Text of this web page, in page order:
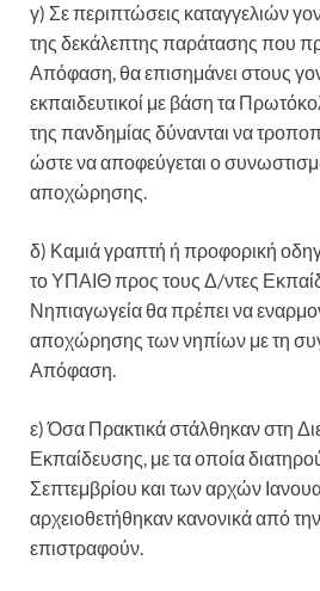
γ) Σε περιπτώσεις καταγγελιών
της δεκάλεπτης παράτασης που
Απόφαση, θα επισημάνει στους
εκπαιδευτικοί με βάση τα
της πανδημίας δύνανται να
ώστε να αποφεύγεται ο
αποχώρησης.
δ) Καμιά γραπτή ή προφορική
το ΥΠΑΙΘ προς τους Δ/ντες
Νηπιαγωγεία θα πρέπει να
αποχώρησης των νηπίων με τη
Απόφαση.
ε) Όσα Πρακτικά στάλθηκαν στη
Εκπαίδευσης, με τα οποία
Σεπτεμβρίου και των αρχών
αρχειοθετήθηκαν κανονικά από
επιστραφούν.